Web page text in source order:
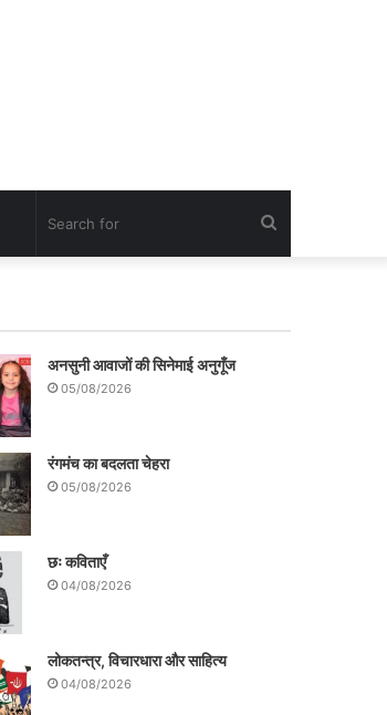
अनसुनी आवाजों की सिनेमाई अनुगूँज
05/08/2026
रंगमंच का बदलता चेहरा
05/08/2026
छः कविताएँ
04/08/2026
लोकतन्त्र, विचारधारा और साहित्य
04/08/2026